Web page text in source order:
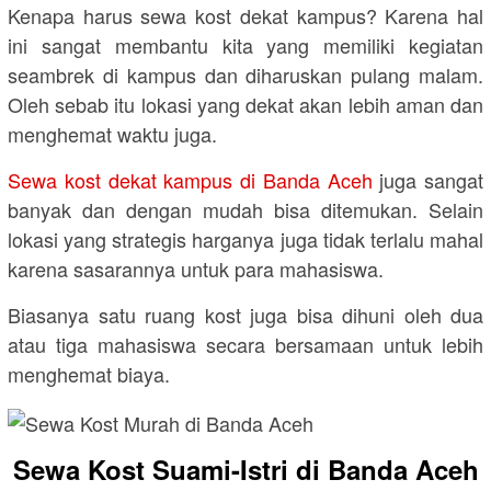
Kenapa harus sewa kost dekat kampus? Karena hal
ini sangat membantu kita yang memiliki kegiatan
seambrek di kampus dan diharuskan pulang malam.
Oleh sebab itu lokasi yang dekat akan lebih aman dan
menghemat waktu juga.
Sewa kost dekat kampus di Banda Aceh juga sangat
banyak dan dengan mudah bisa ditemukan. Selain
lokasi yang strategis harganya juga tidak terlalu mahal
karena sasarannya untuk para mahasiswa.
Biasanya satu ruang kost juga bisa dihuni oleh dua
atau tiga mahasiswa secara bersamaan untuk lebih
menghemat biaya.
Sewa Kost Suami-Istri di Banda Aceh